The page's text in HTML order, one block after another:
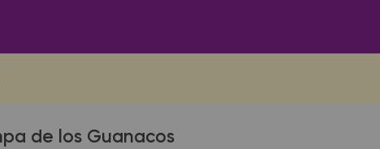
de los Guanacos